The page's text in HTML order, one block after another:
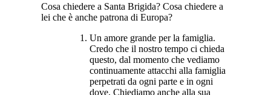
Cosa chiedere a Santa Brigida? Cosa chiedere a
lei che è anche patrona di Europa?
Un amore grande per la famiglia.
Credo che il nostro tempo ci chieda
questo, dal momento che vediamo
continuamente attacchi alla famiglia
perpetrati da ogni parte e in ogni
dove. Chiediamo anche alla sua